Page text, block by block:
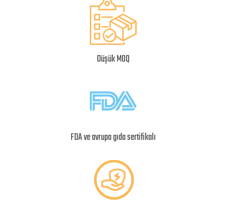
Düşük MOQ
FDA ve avrupa gıda sertifikalı